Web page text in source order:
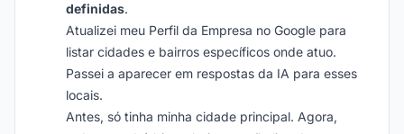
definidas.
Atualizei meu Perfil da Empresa no Google para
listar cidades e bairros específicos onde atuo.
Passei a aparecer em respostas da IA para esses
locais.
Antes, só tinha minha cidade principal. Agora,